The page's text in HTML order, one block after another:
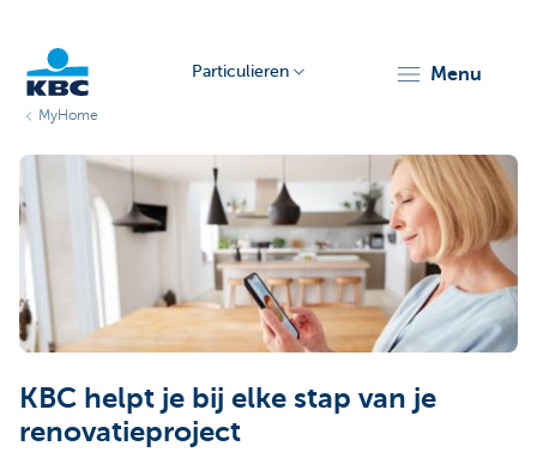
Particulieren
Particulieren menu
MyHome
KBC helpt je bij elke stap van je
renovatieproject